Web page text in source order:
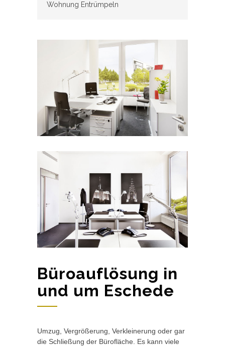
Wohnung Entrümpeln
Büroauflösung in
und um Eschede
Umzug, Vergrößerung, Verkleinerung oder gar
die Schließung der Bürofläche. Es kann viele